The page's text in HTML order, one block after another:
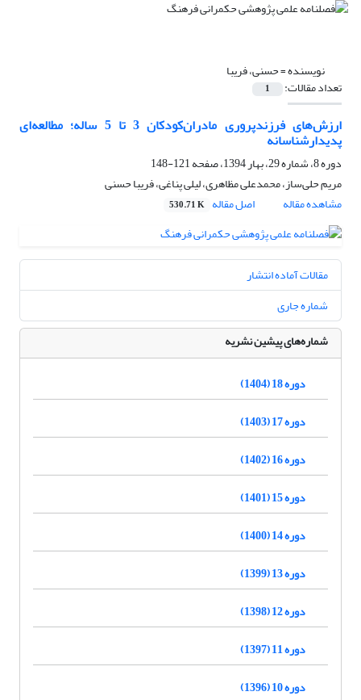
نویسنده =حسنی، فریبا
تعداد مقالات: 1
ارزش‌های فرزندپروری مادران‌کودکان 3 تا 5 ساله؛ مطالعه‌ای
پدیدارشناسانه
دوره 8، شماره 29، بهار 1394، صفحه
121-148
مریم حلی‌ساز، محمدعلی مظاهری، لیلی پناغی، فریبا حسنی
مشاهده مقاله
اصل مقاله 530.71 K
مقالات آماده انتشار
شماره جاری
شماره‌های پیشین نشریه
دوره 18 (1404)
دوره 17 (1403)
دوره 16 (1402)
دوره 15 (1401)
دوره 14 (1400)
دوره 13 (1399)
دوره 12 (1398)
دوره 11 (1397)
دوره 10 (1396)